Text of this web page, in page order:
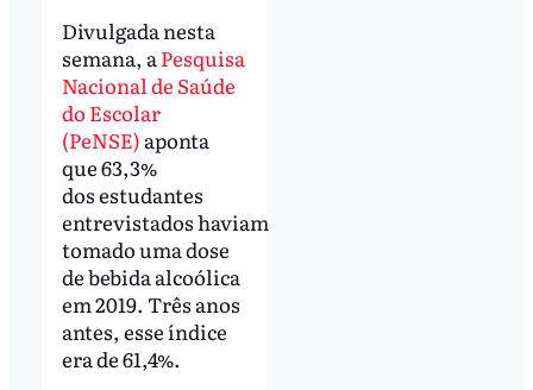
Divulgada nesta
semana, aPesquisa
Nacional de Saúde
do Escolar
(PeNSE) aponta
que 63,3%
dos estudantes
entrevistados haviam
tomado uma dose
de bebida alcoólica
em 2019. Três anos
antes, esse índice
era de 61,4%.